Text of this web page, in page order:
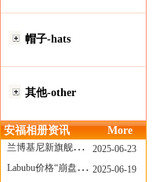
帽子-hats
其他-other
安福相册资讯 More
兰博基尼新旗舰曝光？这台顶级超跑或将在8月登场
2025-06-23
Labubu价格“崩盘”？618当日泡泡玛特预售补货量超200W！
2025-06-19